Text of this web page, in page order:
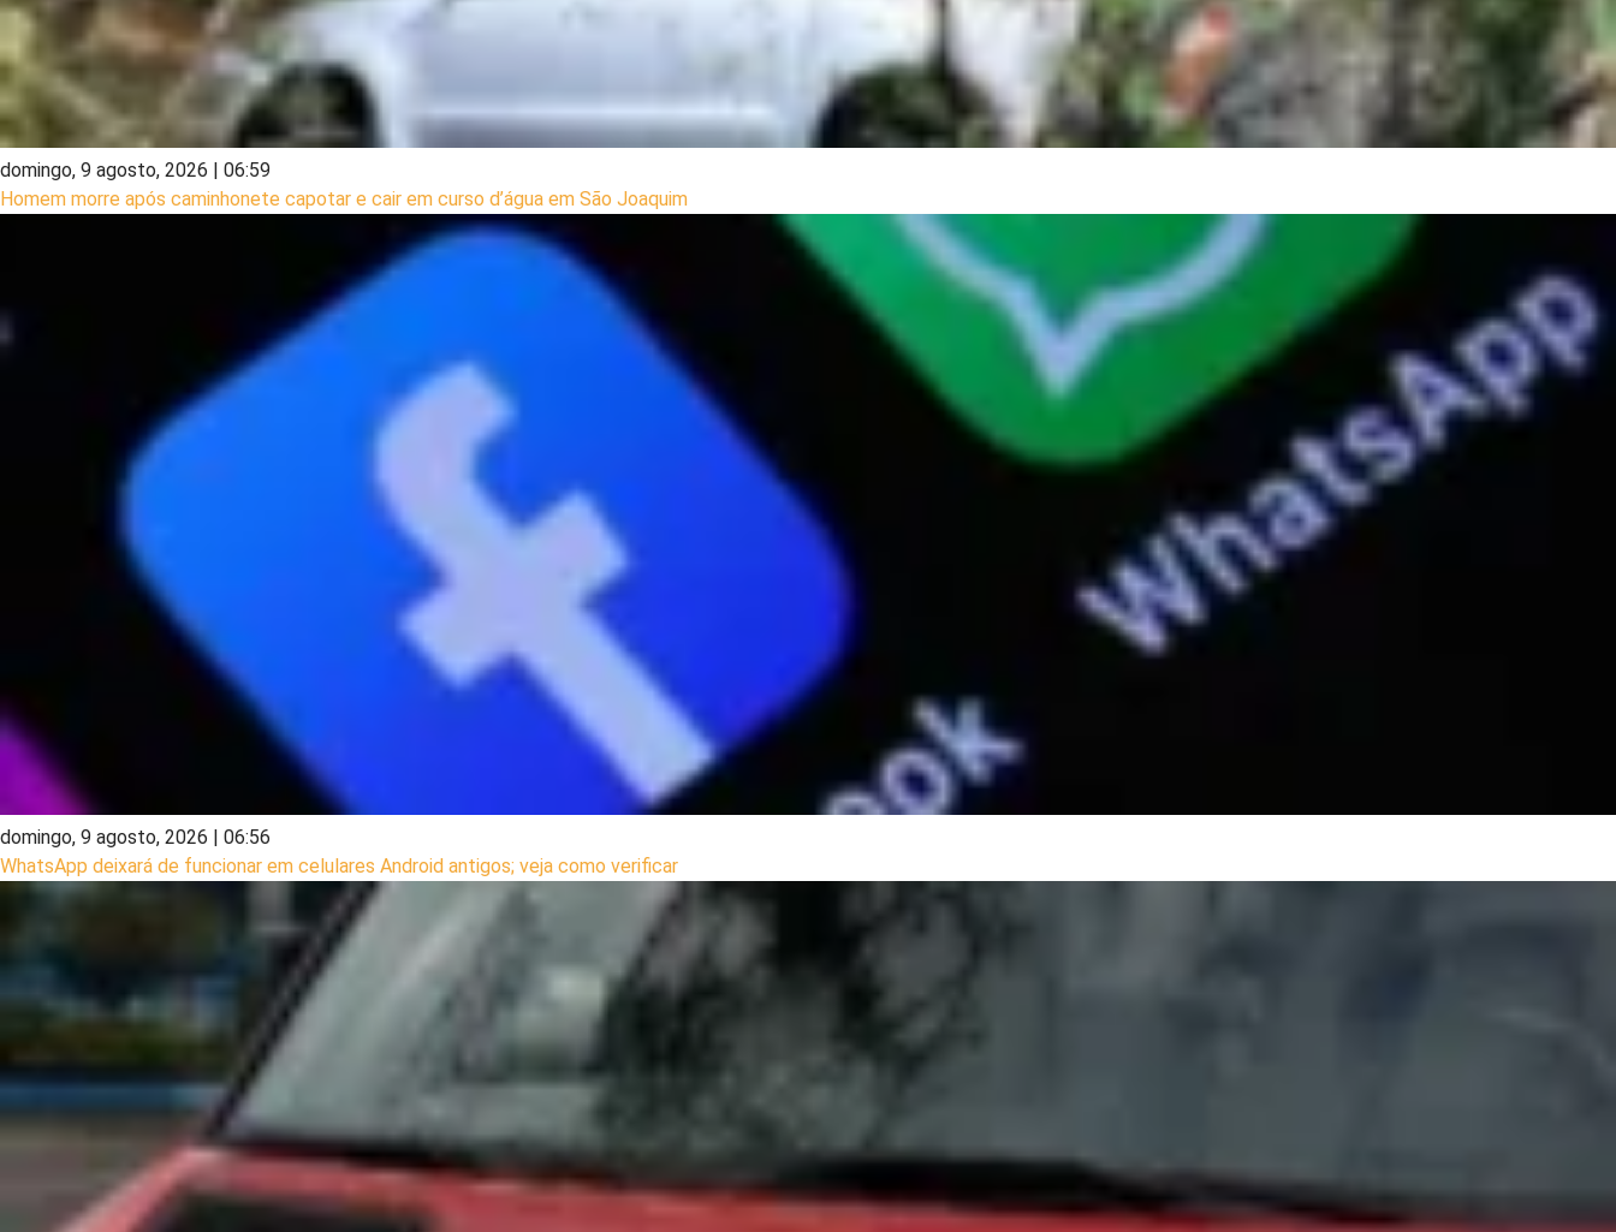
domingo, 9 agosto, 2026 | 06:59
Homem morre após caminhonete capotar e cair em curso d’água em São Joaquim
domingo, 9 agosto, 2026 | 06:56
WhatsApp deixará de funcionar em celulares Android antigos; veja como verificar